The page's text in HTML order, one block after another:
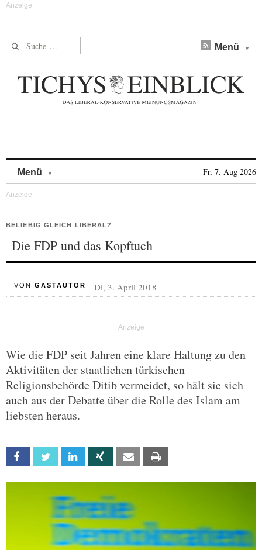
Suche nach: Menü
Menü Fr, 7. Aug 2026
BELIEBIG GLEICH LIBERAL?
Die FDP und das Kopftuch
VON GASTAUTOR Di, 3. April 2018
Wie die FDP seit Jahren eine klare Haltung zu den
Aktivitäten der staatlichen türkischen
Religionsbehörde Ditib vermeidet, so hält sie sich
auch aus der Debatte über die Rolle des Islam am
liebsten heraus.
Facebook Twitter Linkedin Xing Email